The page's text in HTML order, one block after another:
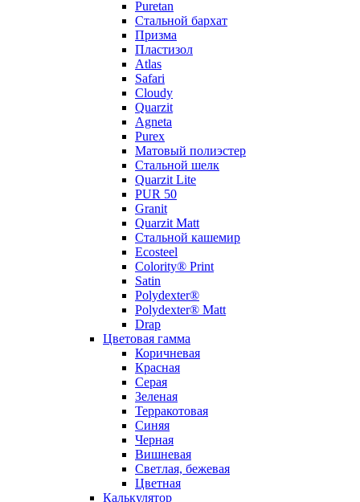
Puretan
Стальной бархат
Призма
Пластизол
Atlas
Safari
Cloudy
Quarzit
Agneta
Purex
Матовый полиэстер
Стальной шелк
Quarzit Lite
PUR 50
Granit
Quarzit Matt
Стальной кашемир
Ecosteel
Colority® Print
Satin
Polydexter®
Polydexter® Matt
Drap
Цветовая гамма
Коричневая
Красная
Серая
Зеленая
Терракотовая
Синяя
Черная
Вишневая
Светлая, бежевая
Цветная
Калькулятор